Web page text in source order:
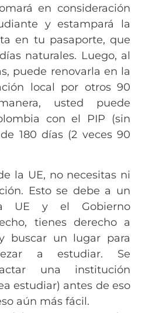
en consideración
y estampará la
en tu pasaporte, que
naturales. Luego, al
puede renovarla en la
local por otros 90
usted puede
con el PIP (sin
180 días (2 veces 90
la UE, no necesitas ni
Esto se debe a un
UE y el Gobierno
tienes derecho a
buscar un lugar para
a estudiar. Se
una institución
estudiar) antes de eso
aún más fácil.